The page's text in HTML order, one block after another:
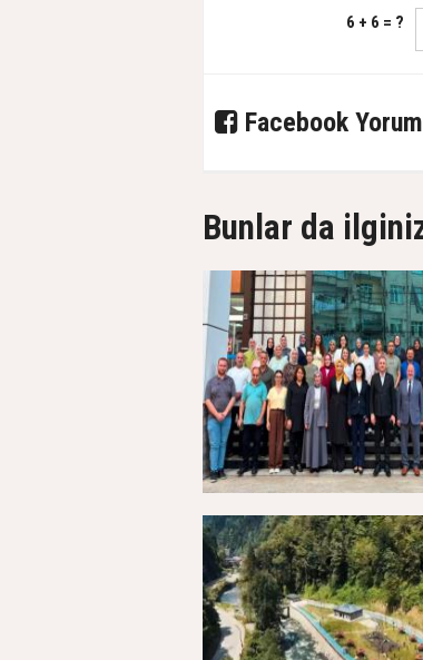
6 + 6 = ?
Facebook
Bunlar da